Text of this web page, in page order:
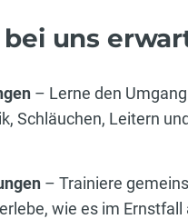
uns
– Lerne den
Schläuchen, Leitern
– Trainiere
wie es im Ernstfall